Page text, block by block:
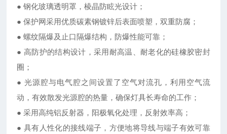
● 钢化玻璃透明罩，棱晶防眩光设计；
● 保护网采用优质碳素钢镀锌后表面喷塑，双重防腐；
● 螺纹隔爆及止口隔爆结构，防爆性能可靠；
● 高防护的结构设计，采用耐高温、耐老化的硅橡胶密封
圈；
● 光源腔与电气腔之间设置了空气对流孔，利用空气流
动，有效散发光源腔的热量，确保灯具长寿命的工作；
● 采用高纯铝反射器，阳极氧化处理，反射效率高；
● 具有人性化的接线端子，方便地将导线与端子有效可靠